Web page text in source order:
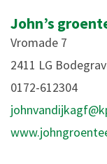
John’s
Vromade 7
2411 LG
0172-612304